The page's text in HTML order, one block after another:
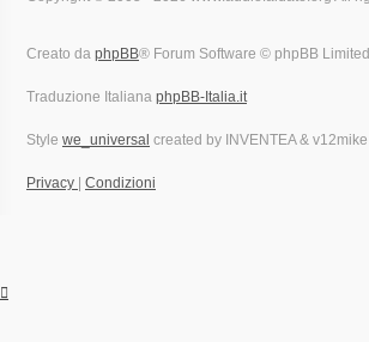
Creato da phpBB® Forum Software © phpBB Limited
Traduzione Italiana phpBB-Italia.it
Style we_universal created by INVENTEA & v12mike
Privacy | Condizioni